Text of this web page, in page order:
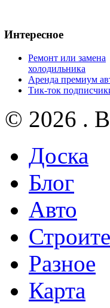
Интересное
Ремонт или замена
холодильника
Аренда премиум
Тик-ток
© 2026 .
Доска
Блог
Авто
Разное
Карта